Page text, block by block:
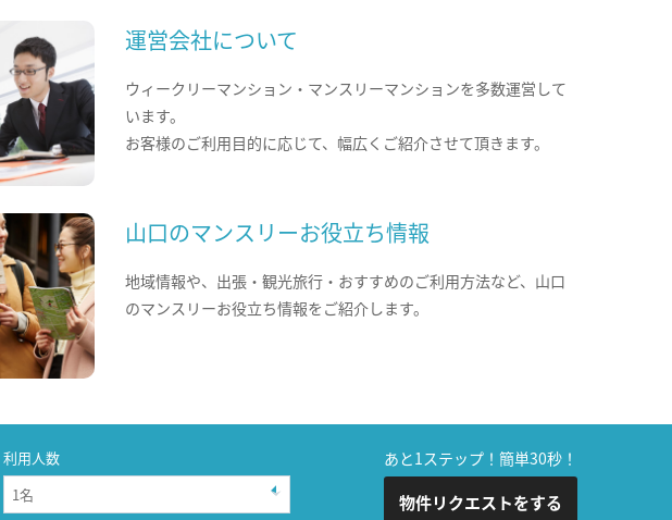
運営会社について
ウィークリーマンション・マンスリーマンションを多数運営して
います。
お客様のご利用目的に応じて、幅広くご紹介させて頂きます。
山口のマンスリーお役立ち情報
地域情報や、出張・観光旅行・おすすめのご利用方法など、山口
のマンスリーお役立ち情報をご紹介します。
利用人数 あと1ステップ！簡単30秒！
物件リクエストをする